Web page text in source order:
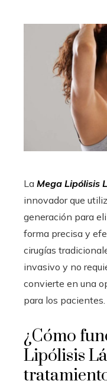
La Mega Lipólisis
innovador que
generación para
forma precisa y
cirugías
invasivo y no
convierte en una
para los pacientes.
¿Cómo
Lipólisis